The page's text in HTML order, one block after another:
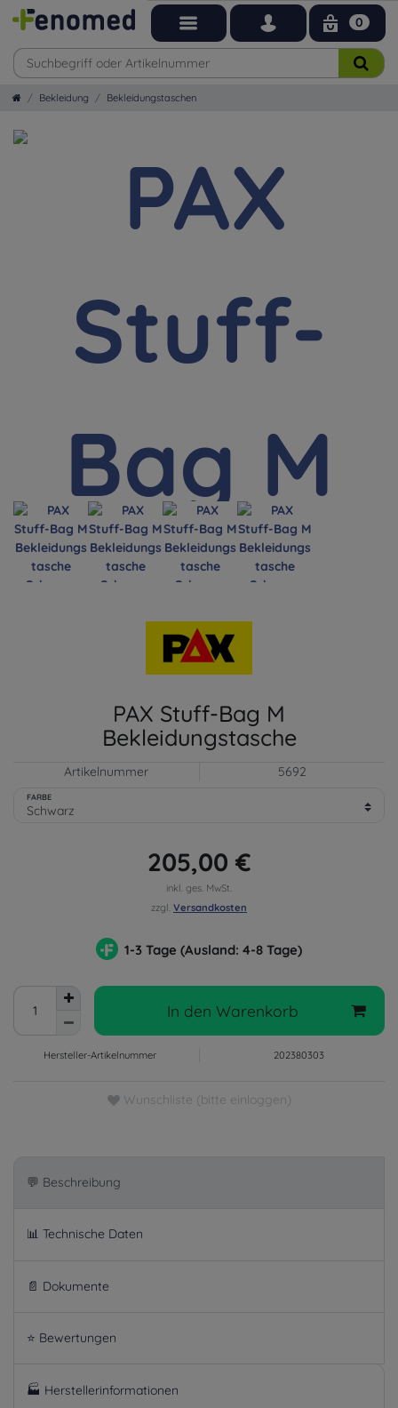
0
Bekleidung Bekleidungstaschen
PAX Stuff-Bag M
Bekleidungstasche
Artikelnummer 5692
FARBE
205,00 €
inkl. ges. MwSt.
zzgl. Versandkosten
1-3 Tage (Ausland: 4-8 Tage)
In den Warenkorb
Hersteller-Artikelnummer 202380303
Wunschliste (bitte einloggen)
💬 Beschreibung
📊 Technische Daten
📄 Dokumente
⭐ Bewertungen
🏭 Herstellerinformationen